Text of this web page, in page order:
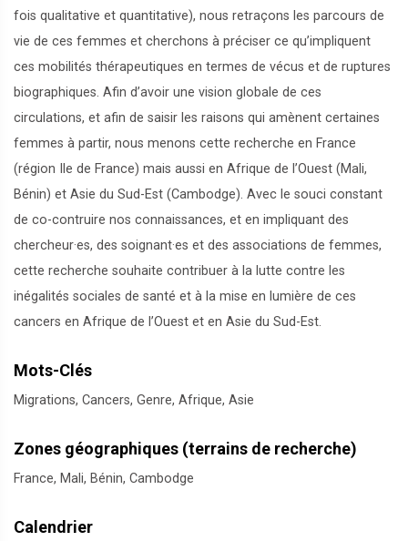
fois qualitative et quantitative), nous retraçons les parcours de
vie de ces femmes et cherchons à préciser ce qu’impliquent
ces mobilités thérapeutiques en termes de vécus et de ruptures
biographiques. Afin d’avoir une vision globale de ces
circulations, et afin de saisir les raisons qui amènent certaines
femmes à partir, nous menons cette recherche en France
(région Ile de France) mais aussi en Afrique de l’Ouest (Mali,
Bénin) et Asie du Sud-Est (Cambodge). Avec le souci constant
de co-contruire nos connaissances, et en impliquant des
chercheur·es, des soignant·es et des associations de femmes,
cette recherche souhaite contribuer à la lutte contre les
inégalités sociales de santé et à la mise en lumière de ces
cancers en Afrique de l’Ouest et en Asie du Sud-Est.
Mots-Clés
Migrations, Cancers, Genre, Afrique, Asie
Zones géographiques (terrains de recherche)
France, Mali, Bénin, Cambodge
Calendrier